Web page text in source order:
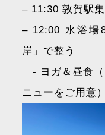
– 11:30 敦賀駅
– 12:00 水浴場
岸」で整う
- ヨガ＆昼食（
ニューをご用意）